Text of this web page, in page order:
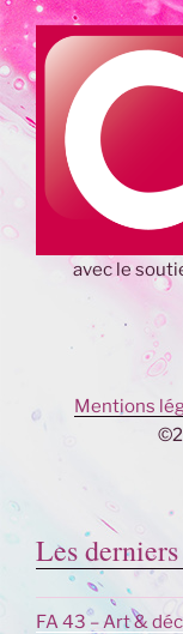
avec le
Mentions
Les
FA 43 – Art &